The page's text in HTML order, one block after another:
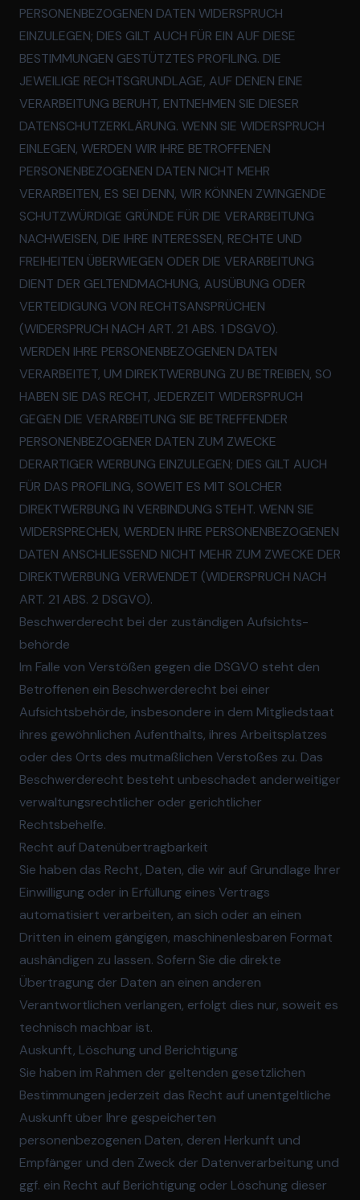
PERSONENBEZOGENEN DATEN WIDERSPRUCH
EINZULEGEN; DIES GILT AUCH FÜR EIN AUF DIESE
BESTIMMUNGEN GESTÜTZTES PROFILING. DIE
JEWEILIGE RECHTSGRUNDLAGE, AUF DENEN EINE
VERARBEITUNG BERUHT, ENTNEHMEN SIE DIESER
DATENSCHUTZERKLÄRUNG. WENN SIE WIDERSPRUCH
EINLEGEN, WERDEN WIR IHRE BETROFFENEN
PERSONENBEZOGENEN DATEN NICHT MEHR
VERARBEITEN, ES SEI DENN, WIR KÖNNEN ZWINGENDE
SCHUTZWÜRDIGE GRÜNDE FÜR DIE VERARBEITUNG
NACHWEISEN, DIE IHRE INTERESSEN, RECHTE UND
FREIHEITEN ÜBERWIEGEN ODER DIE VERARBEITUNG
DIENT DER GELTENDMACHUNG, AUSÜBUNG ODER
VERTEIDIGUNG VON RECHTSANSPRÜCHEN
(WIDERSPRUCH NACH ART. 21 ABS. 1 DSGVO).
WERDEN IHRE PERSONENBEZOGENEN DATEN
VERARBEITET, UM DIREKTWERBUNG ZU BETREIBEN, SO
HABEN SIE DAS RECHT, JEDERZEIT WIDERSPRUCH
GEGEN DIE VERARBEITUNG SIE BETREFFENDER
PERSONENBEZOGENER DATEN ZUM ZWECKE
DERARTIGER WERBUNG EINZULEGEN; DIES GILT AUCH
FÜR DAS PROFILING, SOWEIT ES MIT SOLCHER
DIREKTWERBUNG IN VERBINDUNG STEHT. WENN SIE
WIDERSPRECHEN, WERDEN IHRE PERSONENBEZOGENEN
DATEN ANSCHLIESSEND NICHT MEHR ZUM ZWECKE DER
DIREKTWERBUNG VERWENDET (WIDERSPRUCH NACH
ART. 21 ABS. 2 DSGVO).
Beschwerde­recht bei der zuständigen Aufsichts­
behörde
Im Falle von Verstößen gegen die DSGVO steht den
Betroffenen ein Beschwerderecht bei einer
Aufsichtsbehörde, insbesondere in dem Mitgliedstaat
ihres gewöhnlichen Aufenthalts, ihres Arbeitsplatzes
oder des Orts des mutmaßlichen Verstoßes zu. Das
Beschwerderecht besteht unbeschadet anderweitiger
verwaltungsrechtlicher oder gerichtlicher
Rechtsbehelfe.
Recht auf Daten­übertrag­barkeit
Sie haben das Recht, Daten, die wir auf Grundlage Ihrer
Einwilligung oder in Erfüllung eines Vertrags
automatisiert verarbeiten, an sich oder an einen
Dritten in einem gängigen, maschinenlesbaren Format
aushändigen zu lassen. Sofern Sie die direkte
Übertragung der Daten an einen anderen
Verantwortlichen verlangen, erfolgt dies nur, soweit es
technisch machbar ist.
Auskunft, Löschung und Berichtigung
Sie haben im Rahmen der geltenden gesetzlichen
Bestimmungen jederzeit das Recht auf unentgeltliche
Auskunft über Ihre gespeicherten
personenbezogenen Daten, deren Herkunft und
Empfänger und den Zweck der Datenverarbeitung und
ggf. ein Recht auf Berichtigung oder Löschung dieser